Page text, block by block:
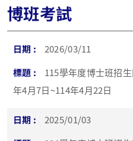
博班考試
2026/03/11
115學年度博士班招
年4月7日~114年4月22日
2025/01/03